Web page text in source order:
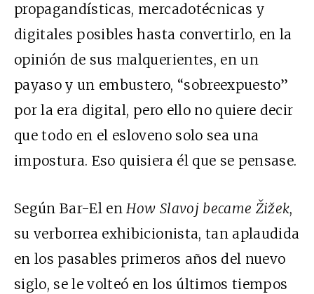
propagandísticas, mercadotécnicas y
digitales posibles hasta convertirlo, en la
opinión de sus malquerientes, en un
payaso y un embustero, “sobreexpuesto”
por la era digital, pero ello no quiere decir
que todo en el esloveno solo sea una
impostura. Eso quisiera él que se pensase.
Según Bar-El enHow Slavoj became Žižek,
su verborrea exhibicionista, tan aplaudida
en los pasables primeros años del nuevo
siglo, se le volteó en los últimos tiempos